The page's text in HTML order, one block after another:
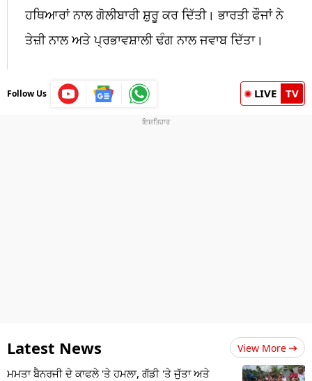
ਹਥਿਆਰਾਂ ਨਾਲ ਗੋਲੀਬਾਰੀ ਸ਼ੁਰੂ ਕਰ ਦਿੱਤੀ। ਭਾਰਤੀ ਫੌਜਾਂ ਨੇ
ਤੇਜ਼ੀ ਨਾਲ ਅਤੇ ਪ੍ਰਭਾਵਸ਼ਾਲੀ ਢੰਗ ਨਾਲ ਜਵਾਬ ਦਿੱਤਾ।
Follow Us LIVE TV
Latest News View More
ਮਮਤਾ ਬੈਨਰਜੀ ਦੇ ਕਾਫਲੇ 'ਤੇ ਹਮਲਾ, ਗੱਡੀ 'ਤੇ ਜੁੱਤਾ ਅਤੇ